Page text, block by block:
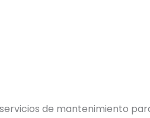
de mantenimiento